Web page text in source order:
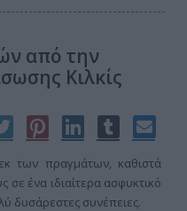
από την
Κιλκίς
των πραγμάτων, καθιστά
σε ένα ιδιαίτερα ασφυκτικό
δυσάρεστες συνέπειες.